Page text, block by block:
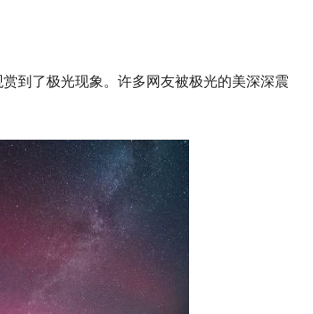
到了极光现象。许多网友被极光的美深深震